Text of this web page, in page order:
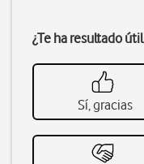
¿Te ha resultado
Sí, gracias